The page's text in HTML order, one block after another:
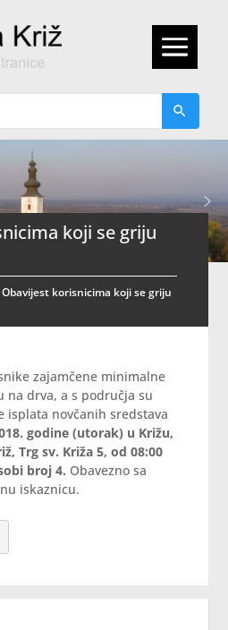
koji se griju
Obavijest korisnicima koji se griju
zajamčene minimalne
na drva, a s područja su
isplata novčanih sredstava
godine (utorak) u Križu,
Trg sv. Križa 5, od 08:00
broj 4. Obavezno sa
iskaznicu.